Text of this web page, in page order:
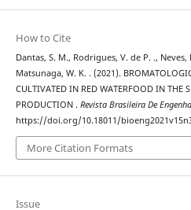
How to Cite
Dantas, S. M., Rodrigues, V. de P. ., Neves,
Matsunaga, W. K. . (2021).
CULTIVATED IN RED WATERFOOD IN THE
PRODUCTION . Revista Brasileira De
https://doi.org/10.18011/
More Citation Formats
Issue